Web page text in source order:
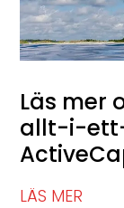
Läs mer
allt-i-
LÄS MER